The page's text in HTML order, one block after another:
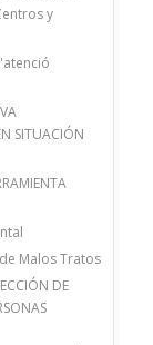
y
SITUACIÓN
Malos Tratos
DE